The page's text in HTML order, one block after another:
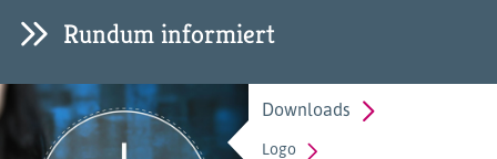
Rundum informiert
Downloads
Logo